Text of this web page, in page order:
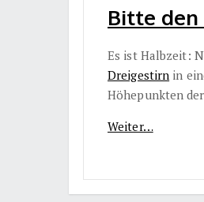
Bitte
Es ist Halbzeit:
Dreigestirn in
Höhepunkten
Weiter…